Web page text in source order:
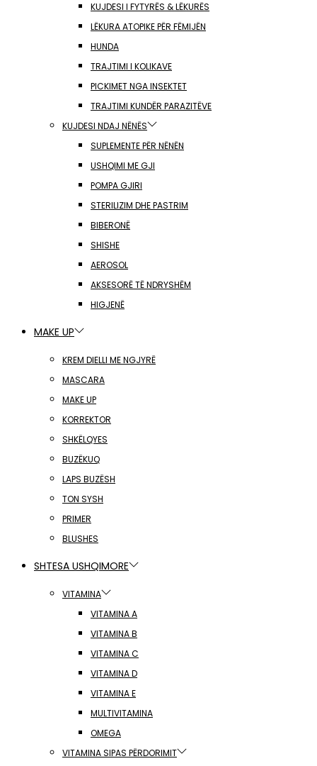
KUJDESI I FYTYRËS & LËKURËS
LËKURA ATOPIKE PËR FËMIJËN
HUNDA
TRAJTIMI I KOLIKAVE
PICKIMET NGA INSEKTET
TRAJTIMI KUNDËR PARAZITËVE
KUJDESI NDAJ NËNËS
SUPLEMENTE PËR NËNËN
USHQIMI ME GJI
POMPA GJIRI
STERILIZIM DHE PASTRIM
BIBERONË
SHISHE
AEROSOL
AKSESORË TË NDRYSHËM
HIGJENË
MAKE UP
KREM DIELLI ME NGJYRË
MASCARA
MAKE UP
KORREKTOR
SHKËLQYES
BUZËKUQ
LAPS BUZËSH
TON SYSH
PRIMER
BLUSHES
SHTESA USHQIMORE
VITAMINA
VITAMINA A
VITAMINA B
VITAMINA C
VITAMINA D
VITAMINA E
MULTIVITAMINA
OMEGA
VITAMINA SIPAS PËRDORIMIT